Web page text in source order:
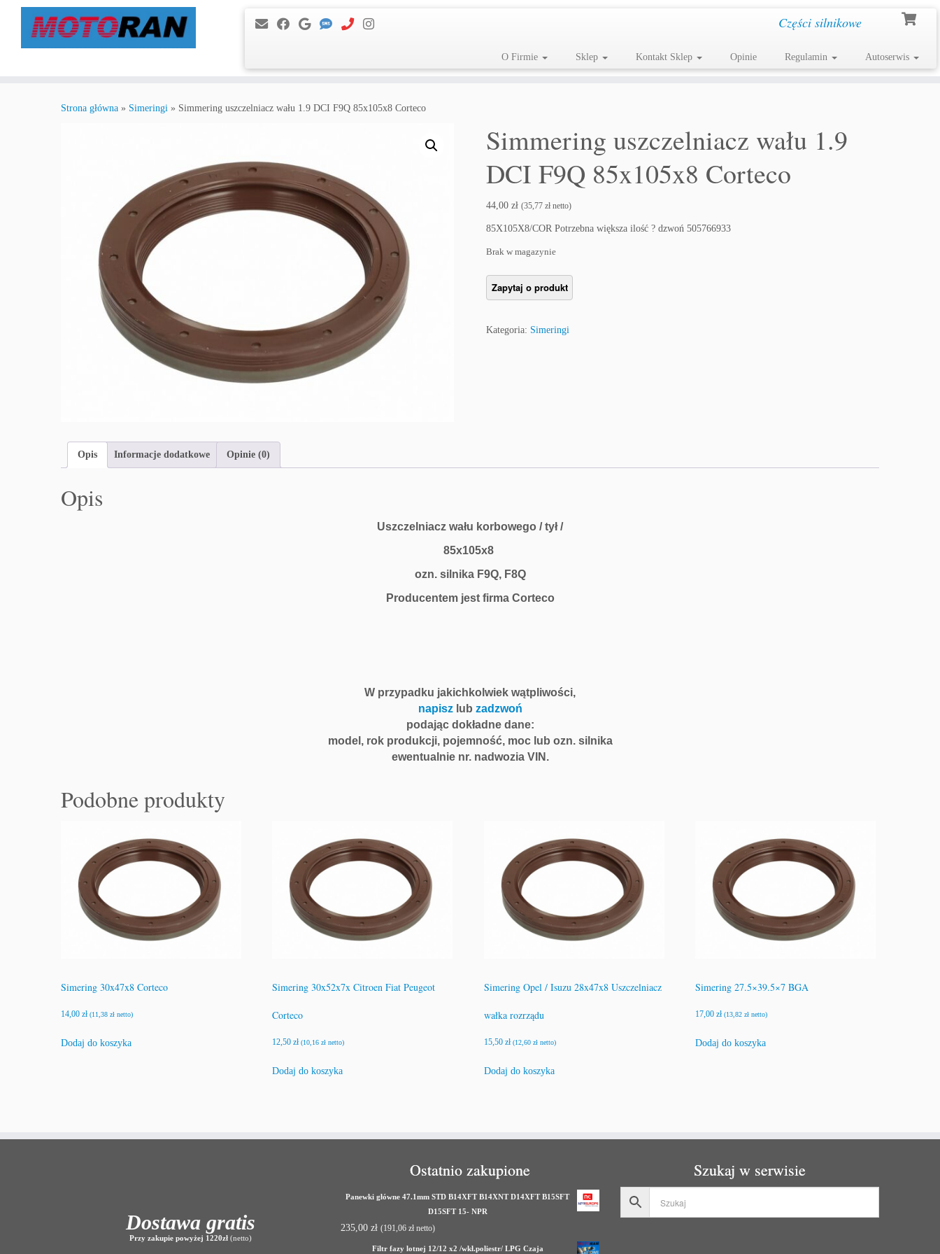
Części silnikowe
O Firmie Sklep Kontakt Sklep Opinie Regulamin Autoserwis
Strona główna » Simeringi » Simmering uszczelniacz wału 1.9 DCI F9Q 85x105x8 Corteco
Simmering uszczelniacz wału 1.9
DCI F9Q 85x105x8 Corteco
44,00zł (35,77zł netto)
85X105X8/COR Potrzebna większa ilość ? dzwoń 505766933
Brak w magazynie
Kategoria: Simeringi
Opis Informacje dodatkowe Opinie (0)
Opis
Uszczelniacz wału korbowego / tył /
85x105x8
ozn. silnika F9Q, F8Q
Producentem jest firma Corteco
W przypadku jakichkolwiek wątpliwości,
napiszlub zadzwoń
podając dokładne dane:
model, rok produkcji, pojemność, moc lub ozn. silnika
ewentualnie nr. nadwozia VIN.
Podobne produkty
Simering 30x47x8 Corteco
14,00 zł (11,38 zł netto)
Dodaj do koszyka
Simering 30x52x7x Citroen Fiat Peugeot
Corteco
12,50zł (10,16zł netto)
Dodaj do koszyka
Simering Opel / Isuzu 28x47x8 Uszczelniacz
wałka rozrządu
15,50 zł (12,60 złnetto)
Dodaj do koszyka
Simering 27.5×39.5×7 BGA
17,00zł (13,82zł netto)
Dodaj do koszyka
Dostawa gratis
Przy zakupie powyżej 1220zł(netto)
Ostatnio zakupione
Panewki główne 47.1mm STD B14XFT B14XNT D14XFT B15SFT
D15SFT 15- NPR
235,00 zł (191,06 zł netto)
Filtr fazy lotnej 12/12 x2 /wkł.poliestr/ LPG Czaja
Szukaj w serwisie